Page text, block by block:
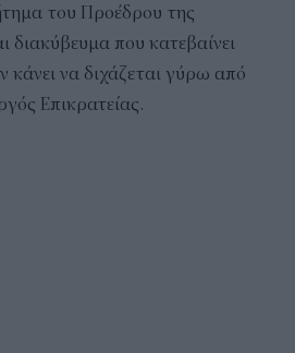
του Προέδρου της
διακύβευμα που κατεβαίνει
κάνει να διχάζεται γύρω από
Επικρατείας.